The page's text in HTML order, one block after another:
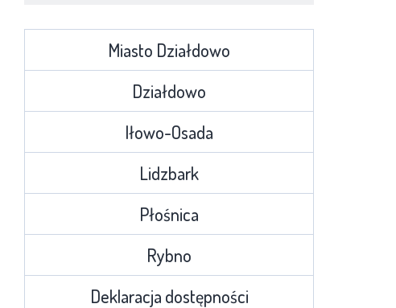
Miasto Działdowo
Działdowo
Iłowo-Osada
Lidzbark
Płośnica
Rybno
Deklaracja dostępności